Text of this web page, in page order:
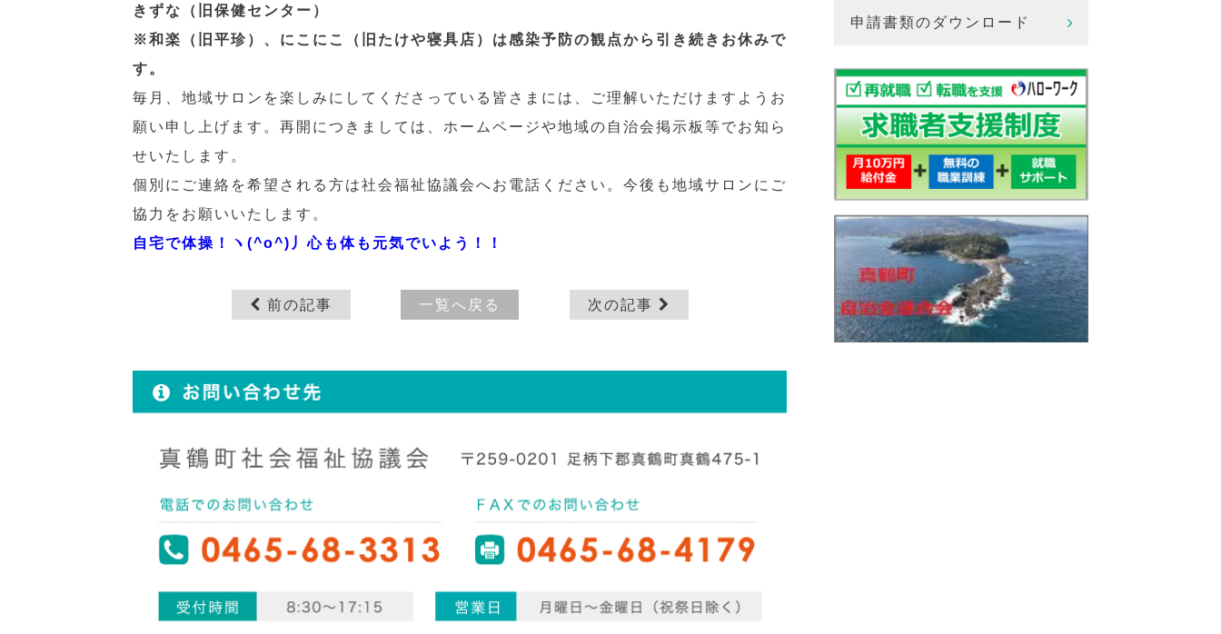
きずな（旧保健センター）
※和楽（旧平珍）、にこにこ（旧たけや寝具店）は感染予防の観点から引き続きお休みで
す。
毎月、地域サロンを楽しみにしてくださっている皆さまには、ご理解いただけますようお
願い申し上げます。再開につきましては、ホームページや地域の自治会掲示板等でお知ら
せいたします。
個別にご連絡を希望される方は社会福祉協議会へお電話ください。今後も地域サロンにご
協力をお願いいたします。
自宅で体操！ヽ(^o^)丿心も体も元気でいよう！！
前の記事 一覧へ戻る 次の記事
申請書類のダウンロード